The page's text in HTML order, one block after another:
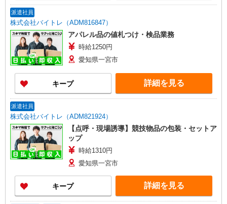
派遣社員
株式会社バイトレ（ADM816847）
アパレル品の値札つけ・検品業務
時給1250円
愛知県一宮市
キープ 詳細を見る
派遣社員
株式会社バイトレ（ADM821924）
【点呼・現場誘導】競技物品の包装・セットア
ップ
時給1310円
愛知県一宮市
キープ 詳細を見る